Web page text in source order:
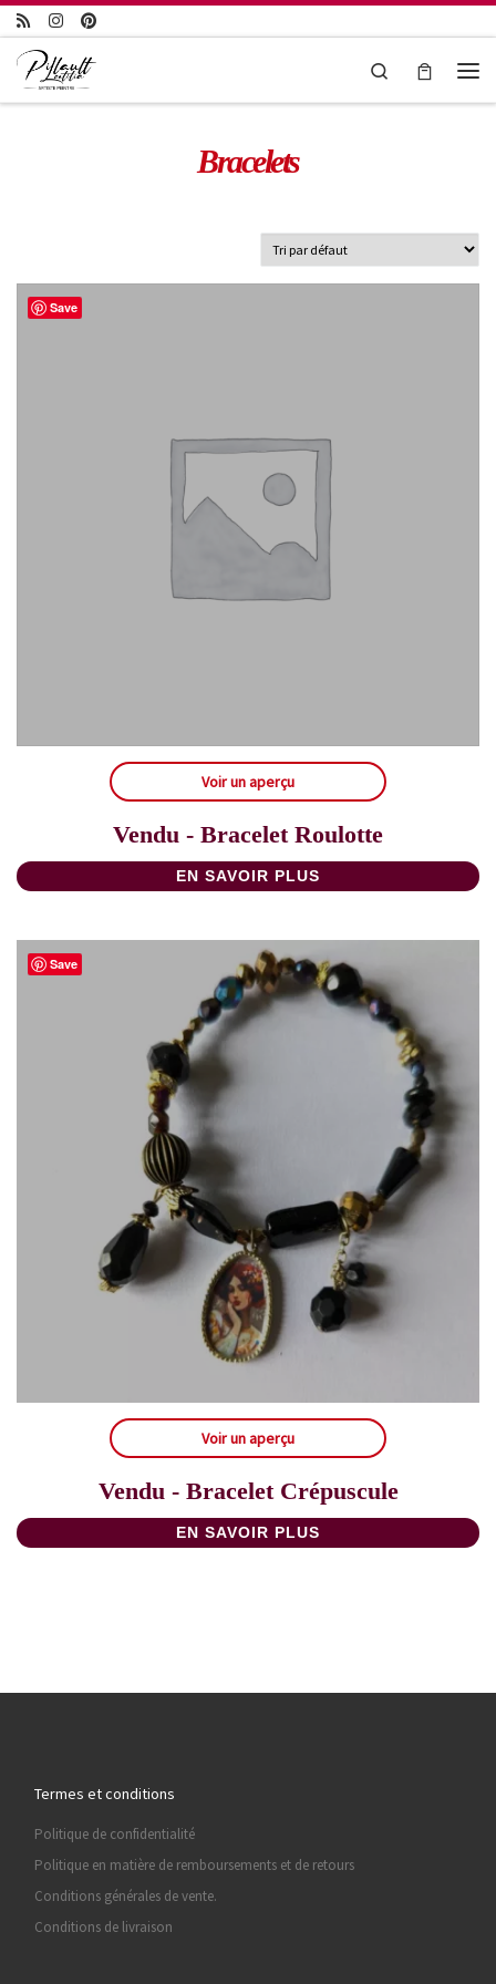
Passer au contenu
Search
Bracelets
Save
Voir un aperçu
Vendu - Bracelet Roulotte
EN SAVOIR PLUS
Save
Voir un aperçu
Vendu - Bracelet Crépuscule
EN SAVOIR PLUS
Termes et conditions
Politique de confidentialité
Politique en matière de remboursements et de retours
Conditions générales de vente.
Conditions de livraison